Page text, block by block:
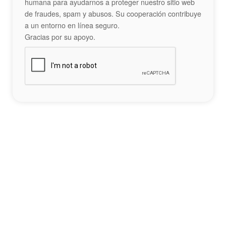
humana para ayudarnos a proteger nuestro sitio web
de fraudes, spam y abusos. Su cooperación contribuye
a un entorno en línea seguro.
Gracias por su apoyo.